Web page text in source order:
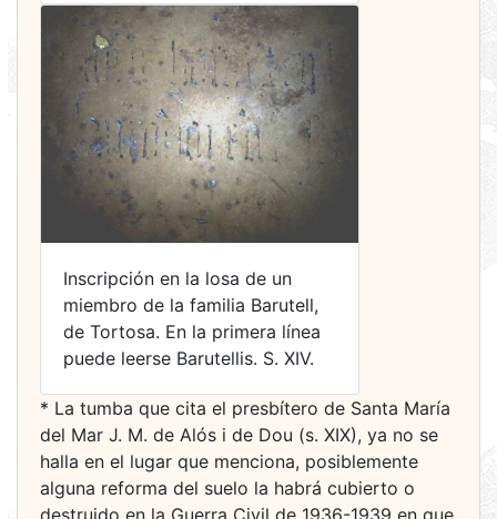
Inscripción en la losa de un
miembro de la familia Barutell,
de Tortosa. En la primera línea
puede leerse Barutellis. S. XIV.
* La tumba que cita el presbítero de Santa María
del Mar J. M. de Alós i de Dou (s. XIX), ya no se
halla en el lugar que menciona, posiblemente
alguna reforma del suelo la habrá cubierto o